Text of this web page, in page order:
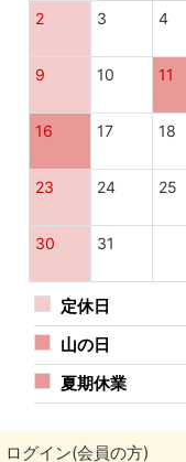
2 3 4
9 10 11
16 17 18
23 24 25
30 31
定休日
山の日
夏期休業
ログイン(会員の方)